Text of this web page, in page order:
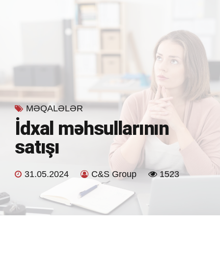
MƏQALƏLƏR
İdxal məhsullarının
satışı
31.05.2024 C&S Group 1523